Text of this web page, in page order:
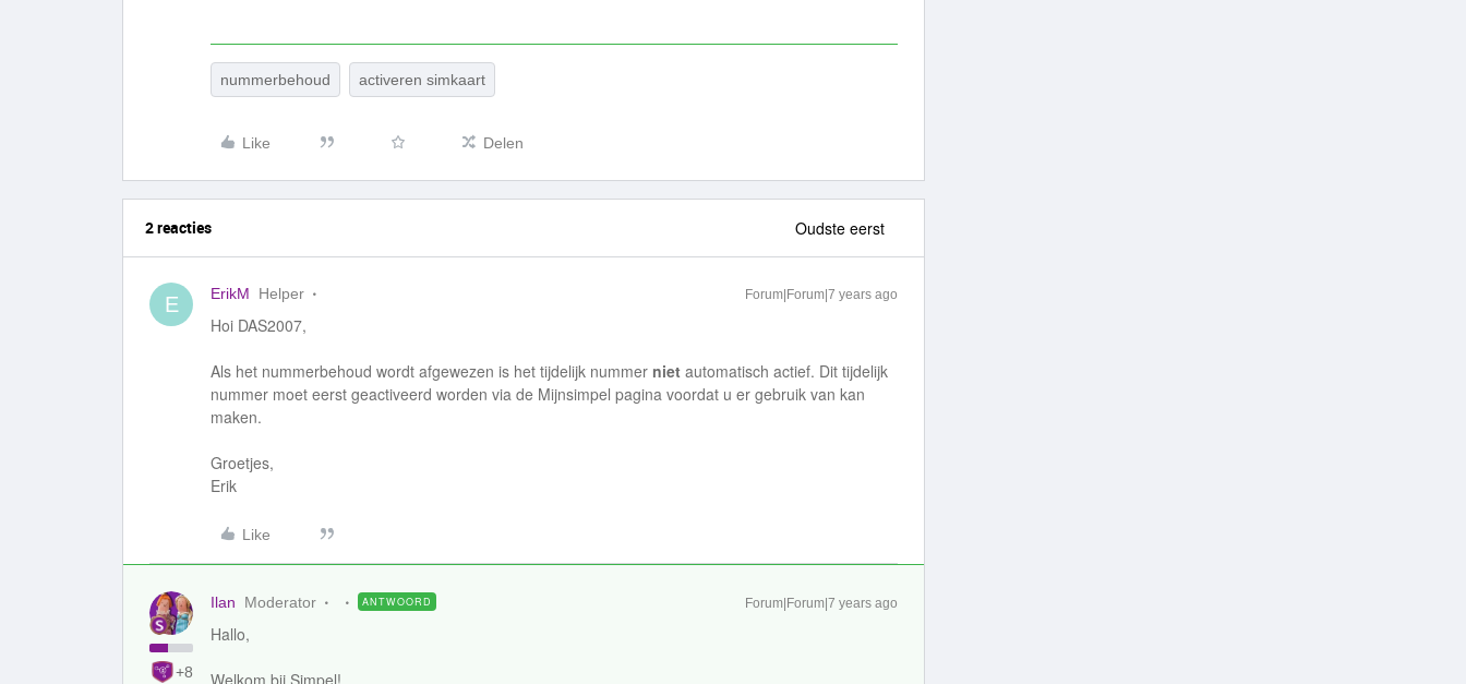
nummerbehoud activeren simkaart
Like Delen
2 reacties Oudste eerst
E ErikM Helper Forum|Forum|7 years ago
Hoi DAS2007,
Als het nummerbehoud wordt afgewezen is het tijdelijk nummer niet automatisch actief. Dit tijdelijk
nummer moet eerst geactiveerd worden via de Mijnsimpel pagina voordat u er gebruik van kan
maken.
Groetjes,
Erik
Like
+8
Ilan Moderator ANTWOORD Forum|Forum|7 years ago
Hallo,
Welkom bij Simpel!